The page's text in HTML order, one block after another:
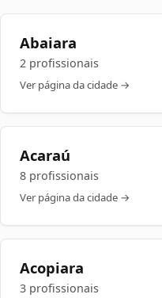
Abaiara
2 profissionais
Ver página da cidade →
Acaraú
8 profissionais
Ver página da cidade →
Acopiara
3 profissionais